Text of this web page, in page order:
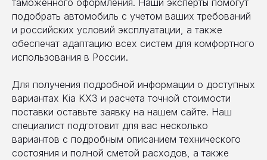
таможенного оформления. Наши эксперты помогут
подобрать автомобиль с учетом ваших требований
и российских условий эксплуатации, а также
обеспечат адаптацию всех систем для комфортного
использования в России.
Для получения подробной информации о доступных
вариантах Kia KX3 и расчета точной стоимости
поставки оставьте заявку на нашем сайте. Наш
специалист подготовит для вас несколько
вариантов с подробным описанием технического
состояния и полной сметой расходов, а также